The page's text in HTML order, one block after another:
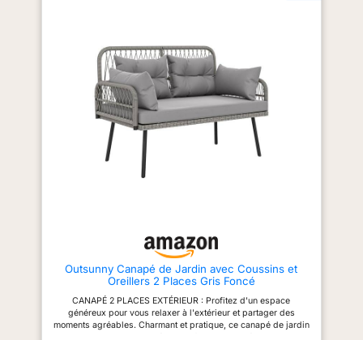
sensation de jardin avec ce
superbe ensemble de meubles
de jardin en rotin Coussins
épais et confortables : Profitez
d'un confort ultime avec notre
ensemble de meubles de
balcon, doté de coussins et de
rembourrages épais et
moelleux. Les coussins sont
conçus pour un confort d'assise
pendant des heures et offrent
la décoloration, tout en
apportant du style à votre jardin
ou à votre terrasse Design
élégant en rotin fait à la main :
embellissez votre espace
extérieur avec notre ensemble
de meubles de jardin en rotin
PHI VILLA qui est équipé d'un
:】 Un coussin et un oreiller
construction légère en polyrotin
facilite le déplacement de ce
canapé de jardin.
Outsunny Canapé de Jardin avec Coussins et
Oreillers 2 Places Gris Foncé
CANAPÉ 2 PLACES EXTÉRIEUR : Profitez d'un espace
généreux pour vous relaxer à l'extérieur et partager des
moments agréables. Charmant et pratique, ce canapé de jardin